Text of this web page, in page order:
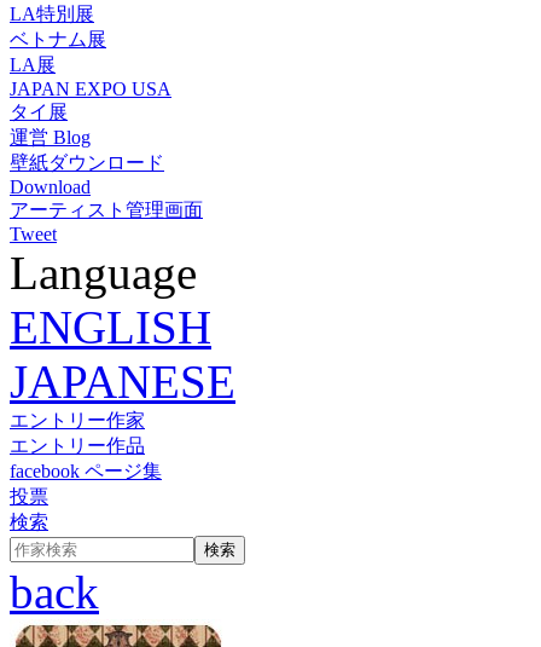
LA特別展
ベトナム展
LA展
JAPAN EXPO USA
タイ展
運営 Blog
壁紙ダウンロード
Download
アーティスト管理画面
Tweet
Language
ENGLISH
JAPANESE
エントリー作家
エントリー作品
facebook ページ集
投票
検索
back